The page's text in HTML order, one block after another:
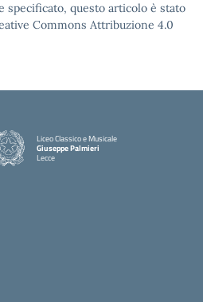
specificato, questo articolo è stato
Commons Attribuzione 4.0
Liceo Classico e Musicale
Giuseppe Palmieri
Lecce